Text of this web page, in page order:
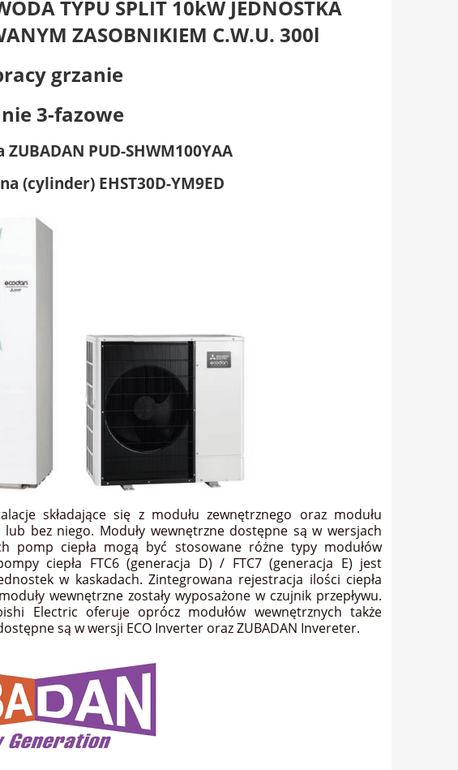
TYPU SPLIT 10kW JEDNOSTKA
ZASOBNIKIEM C.W.U. 300l
grzanie
3-fazowe
PUD-SHWM100YAA
(cylinder) EHST30D-YM9ED
składające się z modułu zewnętrznego oraz modułu
bez niego. Moduły wewnętrzne dostępne są w wersjach
pomp ciepła mogą być stosowane różne typy modułów
ciepła FTC6 (generacja D) / FTC7 (generacja E) jest
w kaskadach. Zintegrowana rejestracja ilości ciepła
wewnętrzne zostały wyposażone w czujnik przepływu.
Electric oferuje oprócz modułów wewnętrznych także
są w wersji ECO Inverter oraz ZUBADAN Invereter.